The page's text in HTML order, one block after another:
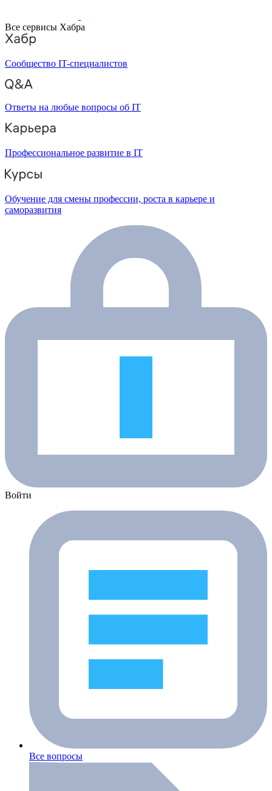
Все сервисы Хабра
Сообщество IT-специалистов
Ответы на любые вопросы об IT
Профессиональное развитие в IT
Обучение для смены профессии, роста в карьере и
саморазвития
Войти
Все вопросы